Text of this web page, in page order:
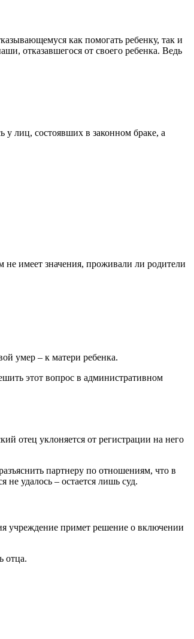
как помогать ребенку, так и
отказавшегося от своего ребенка. Ведь
у лиц, состоявших в законном браке, а
не имеет значения, проживали ли родители
умер – к матери ребенка.
этот вопрос в административном
отец уклоняется от регистрации на него
партнеру по отношениям, что в
не удалось – остается лишь суд.
учреждение примет решение о включении
отца.